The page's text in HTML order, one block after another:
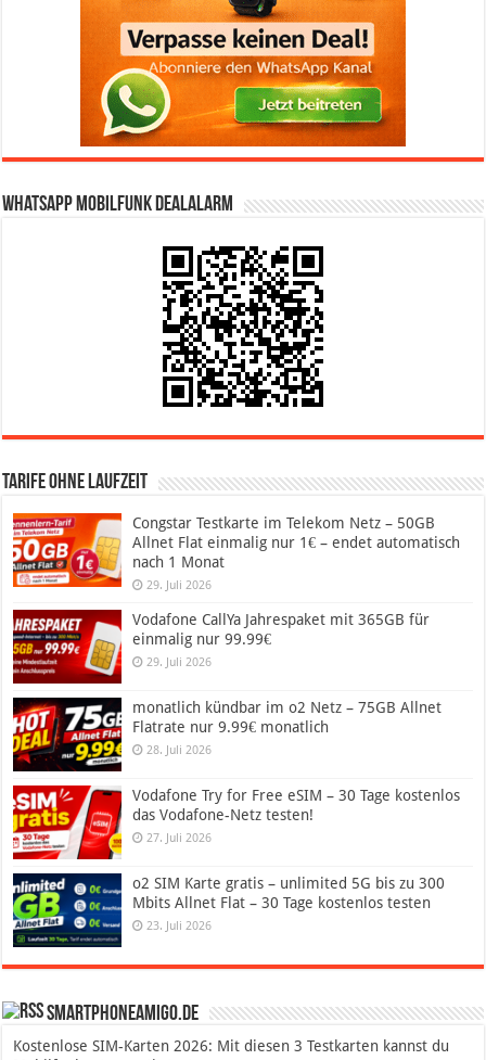
WhatsApp Mobilfunk DealAlarm
Tarife ohne Laufzeit
Congstar Testkarte im Telekom Netz – 50GB
Allnet Flat einmalig nur 1€ – endet automatisch
nach 1 Monat
29. Juli 2026
Vodafone CallYa Jahrespaket mit 365GB für
einmalig nur 99.99€
29. Juli 2026
monatlich kündbar im o2 Netz – 75GB Allnet
Flatrate nur 9.99€ monatlich
28. Juli 2026
Vodafone Try for Free eSIM – 30 Tage kostenlos
das Vodafone-Netz testen!
27. Juli 2026
o2 SIM Karte gratis – unlimited 5G bis zu 300
Mbits Allnet Flat – 30 Tage kostenlos testen
23. Juli 2026
SmartphoneAmigo.de
Kostenlose SIM-Karten 2026: Mit diesen 3 Testkarten kannst du